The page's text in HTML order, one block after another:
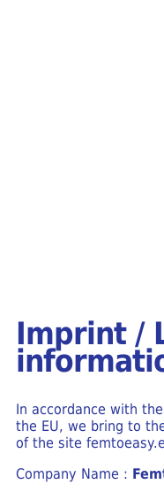
Imprint /
In accordance with
the EU, we bring to
of the site
Company Name :